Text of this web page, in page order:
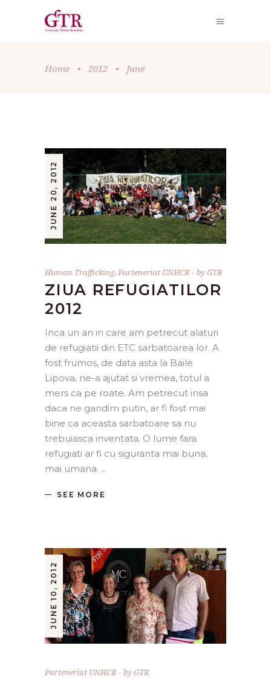
Home • 2012 • June
JUNE 20, 2012
Human Trafficking, Parteneriat UNHCR byGTR
ZIUA REFUGIATILOR
2012
Inca un an in care am petrecut alaturi
de refugiatii din ETC sarbatoarea lor. A
fost frumos, de data asta la Baile
Lipova, ne-a ajutat si vremea, totul a
mers ca pe roate. Am petrecut insa
daca ne gandim putin, ar fi fost mai
bine ca aceasta sarbatoare sa nu
trebuiasca inventata. O lume fara
refugiati ar fi cu siguranta mai buna,
mai umana.
SEE MORE
JUNE 10, 2012
Parteneriat UNHCR byGTR